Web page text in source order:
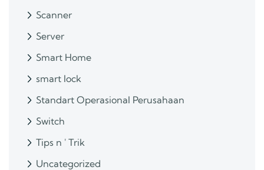
Scanner
Server
Smart Home
smart lock
Standart Operasional Perusahaan
Switch
Tips n ' Trik
Uncategorized